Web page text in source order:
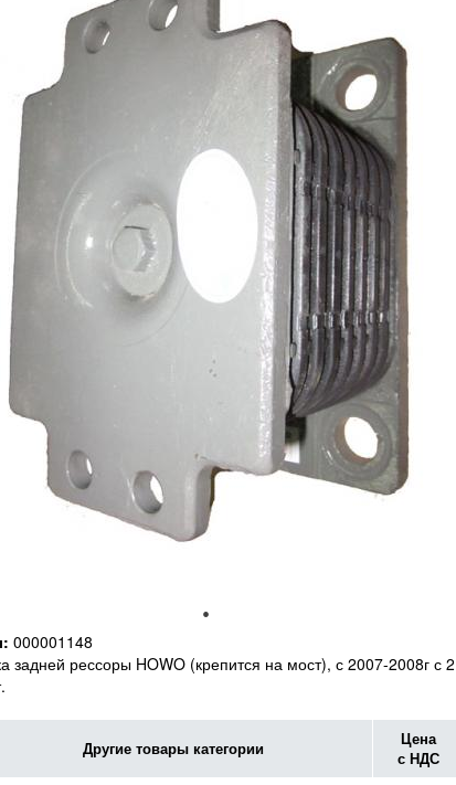
000001148
задней рессоры HOWO (крепится на мост), с 2007-2008г с 2
Другие товары категории
Цена
с НДС